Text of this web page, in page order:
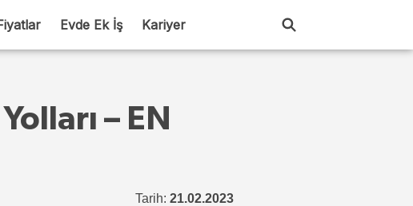
Evde Ek İş Kariyer
– EN
Tarih: 21.02.2023